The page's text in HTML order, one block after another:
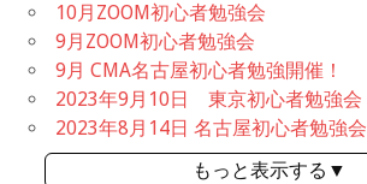
10月ZOOM初心者勉強会
9月ZOOM初心者勉強会
9月 CMA名古屋初心者勉強開催！
2023年9月10日 東京初心者勉強会
2023年8月14日 名古屋初心者勉強会
もっと表示する▼